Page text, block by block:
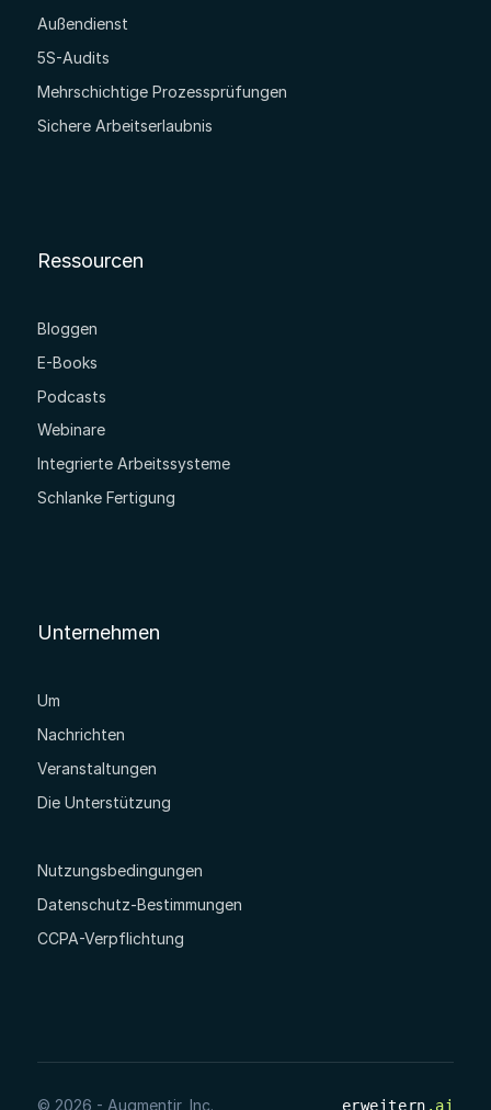
Außendienst
5S-Audits
Mehrschichtige Prozessprüfungen
Sichere Arbeitserlaubnis
Ressourcen
Bloggen
E-Books
Podcasts
Webinare
Integrierte Arbeitssysteme
Schlanke Fertigung
Unternehmen
Um
Nachrichten
Veranstaltungen
Die Unterstützung
Nutzungsbedingungen
Datenschutz-Bestimmungen
CCPA-Verpflichtung
© 2026 - Augmentir, Inc. erweitern .ai